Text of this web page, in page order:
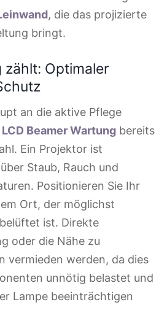
, die das projizierte
bringt.
zählt: Optimaler
an die aktive Pflege
LCD Beamer Wartung bereits
Ein Projektor ist
Staub, Rauch und
Positionieren Sie Ihr
Ort, der möglichst
ist. Direkte
oder die Nähe zu
vermieden werden, da dies
unnötig belastet und
Lampe beeinträchtigen